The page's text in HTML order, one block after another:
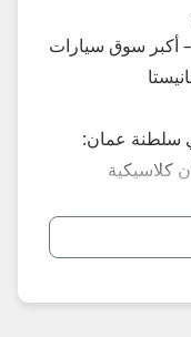
تويوتا كريسيدا للبيع في عمان 2026 – أكبر سوق سيارات
سلطنة عمان:
1980–1990، سيدان كلاسيكية
الدقم وكل